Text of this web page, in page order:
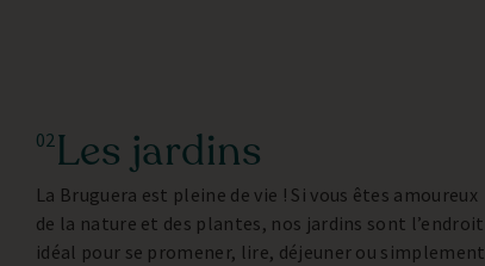
02Les jardins
La Bruguera est pleine de vie ! Si vous êtes amoureux
de la nature et des plantes, nos jardins sont l’endroit
idéal pour se promener, lire, déjeuner ou simplement